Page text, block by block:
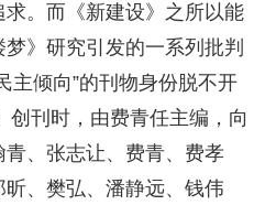
求。而《新建设》之所以能
》研究引发的一系列批判
主倾向”的刊物身份脱不开
创刊时，由费青任主编，向
、张志让、费青、费孝
、樊弘、潘静远、钱伟